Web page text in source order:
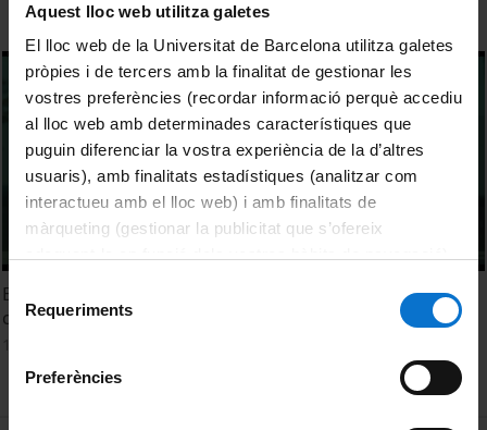
Aquest lloc web utilitza galetes
El lloc web de la Universitat de Barcelona utilitza galetes
pròpies i de tercers amb la finalitat de gestionar les
vostres preferències (recordar informació perquè accediu
al lloc web amb determinades característiques que
puguin diferenciar la vostra experiència de la d’altres
usuaris), amb finalitats estadístiques (analitzar com
interactueu amb el lloc web) i amb finalitats de
màrqueting (gestionar la publicitat que s’ofereix
consultar laPolítica de galetes del lloc web de la
Selecció
de Requeriments
Preferències
El Servei d'Esports de la UB se suma en la lluita contra el
càncer